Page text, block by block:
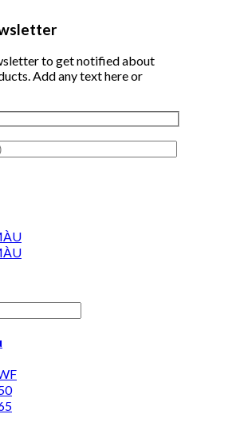
to get notified about
Add any text here or